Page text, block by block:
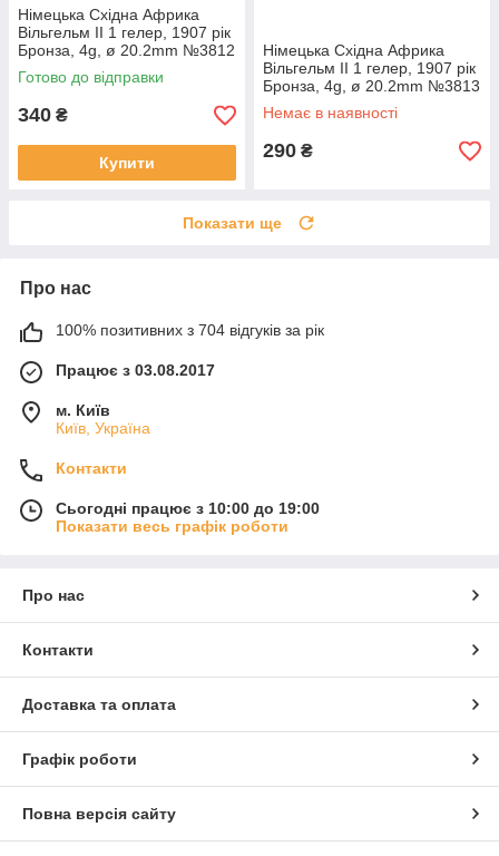
Німецька Східна Африка
Вільгельм II 1 гелер, 1907 рік
Бронза, 4g, ø 20.2mm №3812
Готово до відправки
340 ₴
Купити
Німецька Східна Африка
Вільгельм II 1 гелер, 1907 рік
Бронза, 4g, ø 20.2mm №3813
Немає в наявності
290 ₴
Показати ще
Про нас
100% позитивних з 704 відгуків за рік
Працює з 03.08.2017
м. Київ
Київ, Україна
Контакти
Сьогодні працює з 10:00 до 19:00
Показати весь графік роботи
Про нас
Контакти
Доставка та оплата
Графік роботи
Повна версія сайту